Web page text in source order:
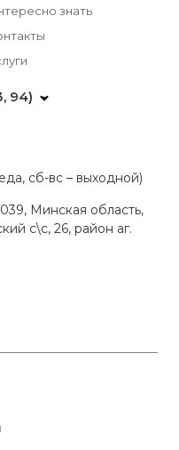
знать
94)
сб-вс – выходной)
Минская область,
с\с, 26, район аг.